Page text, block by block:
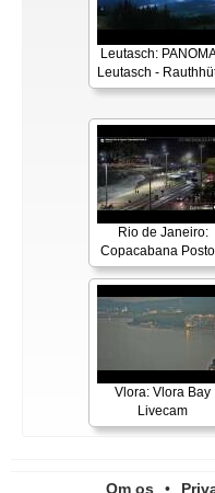
Leutasch:
Leutasch -
Rio de Janeiro:
Copacabana
Vlora: Vlora Bay
Livecam
Om os •